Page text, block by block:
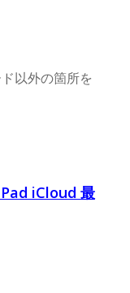
以外の箇所を
iCloud 最